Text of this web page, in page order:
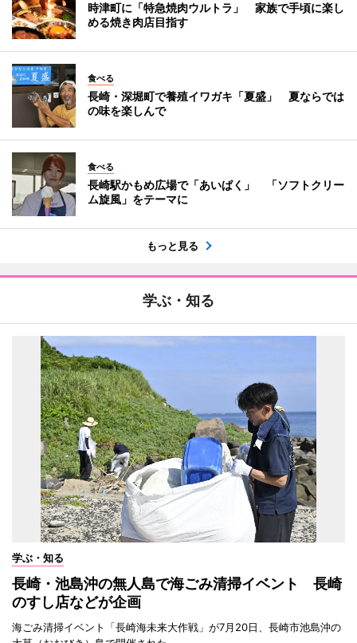
時津町に「特急焼肉ウルトラ」 家族で手頃に楽し
める焼き肉店目指す
食べる
長崎・深堀町で養殖イワガキ「夏盛」 夏ならでは
の味を楽しんで
食べる
長崎駅かもめ広場で「あいぱく」 「ソフトクリー
ム旋風」をテーマに
もっと見る
学ぶ・知る
学ぶ・知る
長崎・池島沖の無人島で海ごみ清掃イベント 長崎
のすし店などが企画
海ごみ清掃イベント「長崎海未来大作戦」が7月20日、長崎市池島沖の